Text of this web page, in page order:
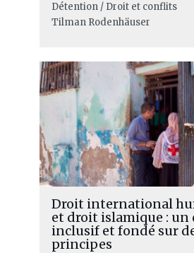
Détention / Droit et conflits
Tilman Rodenhäuser
Droit international
et droit islamique : un
inclusif et fondé sur
principes